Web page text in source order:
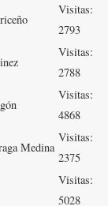
Visitas:
2793
Visitas:
2788
Visitas:
4868
Medina
Visitas:
2375
Visitas:
5028